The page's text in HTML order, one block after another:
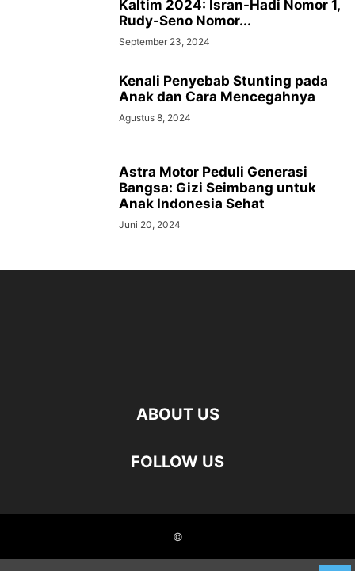
Kaltim 2024: Isran-Hadi Nomor 1,
Rudy-Seno Nomor...
September 23, 2024
Kenali Penyebab Stunting pada
Anak dan Cara Mencegahnya
Agustus 8, 2024
Astra Motor Peduli Generasi
Bangsa: Gizi Seimbang untuk
Anak Indonesia Sehat
Juni 20, 2024
ABOUT US
FOLLOW US
©